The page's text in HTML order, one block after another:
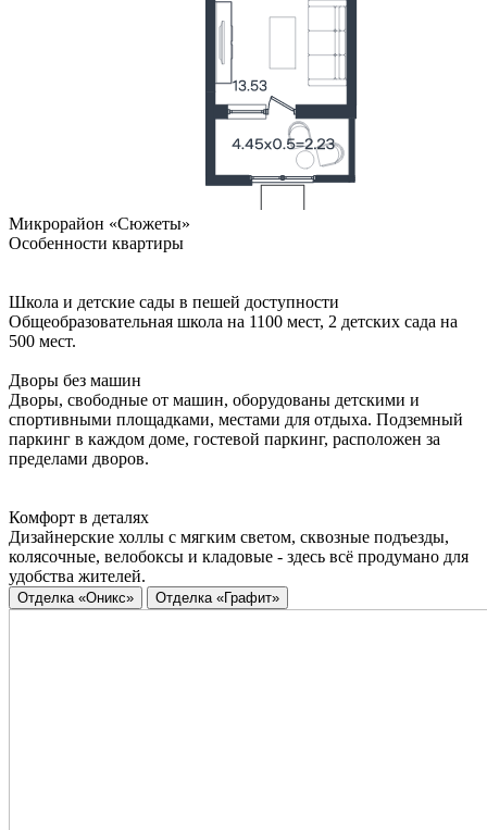
Микрорайон «Сюжеты»
Особенности квартиры
Школа и детские сады в пешей доступности
Общеобразовательная школа на 1100 мест, 2 детских сада на
500 мест.
Дворы без машин
Дворы, свободные от машин, оборудованы детскими и
спортивными площадками, местами для отдыха. Подземный
паркинг в каждом доме, гостевой паркинг, расположен за
пределами дворов.
Комфорт в деталях
Дизайнерские холлы с мягким светом, сквозные подъезды,
колясочные, велобоксы и кладовые - здесь всё продумано для
удобства жителей.
Отделка «Оникс» Отделка «Графит»